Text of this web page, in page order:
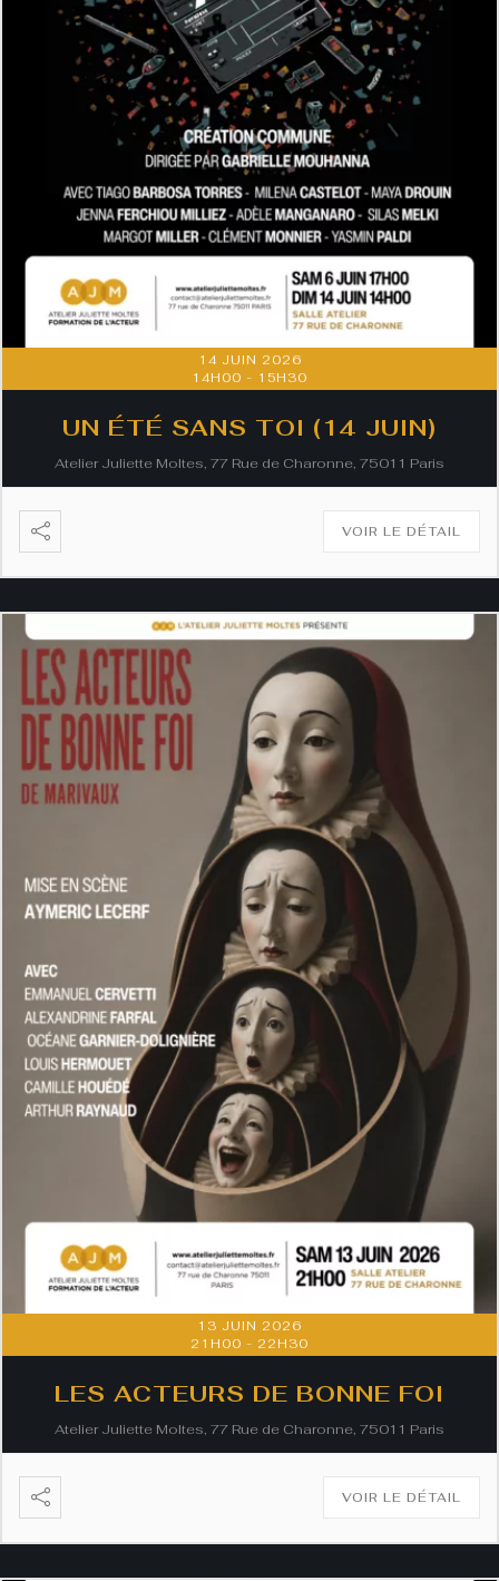
14 JUIN 2026
14H00 - 15H30
UN ÉTÉ SANS TOI (14 JUIN)
Atelier Juliette Moltes, 77 Rue de Charonne, 75011 Paris
VOIR LE DÉTAIL
13 JUIN 2026
21H00 - 22H30
LES ACTEURS DE BONNE FOI
Atelier Juliette Moltes, 77 Rue de Charonne, 75011 Paris
VOIR LE DÉTAIL